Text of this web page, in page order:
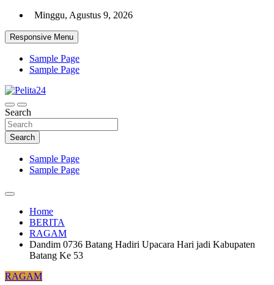
Skip
content
Minggu, Agustus 9, 2026
Responsive Menu
Sample Page
Sample Page
Pelita24
Aktual, Mendalam dan Terpercaya
Search
Search
Sample Page
Sample Page
Home
BERITA
RAGAM
Dandim 0736 Batang Hadiri Upacara Hari jadi Kabupaten
Batang Ke 53
RAGAM